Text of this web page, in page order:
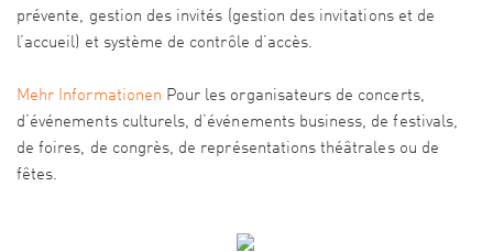
prévente, gestion des invités (gestion des invitations et de
l’accueil) et système de contrôle d’accès.
Mehr Informationen Pour les organisateurs de concerts,
d’événements culturels, d’événements business, de festivals,
de foires, de congrès, de représentations théâtrales ou de
fêtes.